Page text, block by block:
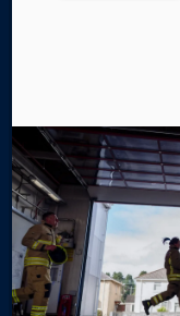
Mae
Gorllewin Cymru
i feddwl am y
ymrwymiad, wedi
Mae Helen Rees
nodi 25 mlynedd
Gan Rachel